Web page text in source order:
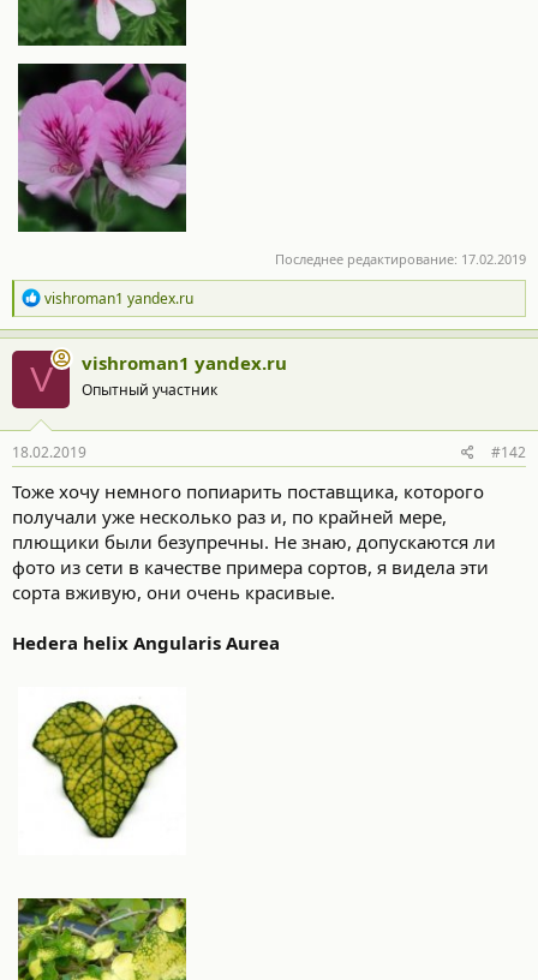
Последнее редактирование: 17.02.2019
Р
е
а
к
ц
и
и
:
vishroman1 yandex.ru
V vishroman1 yandex.ru
Опытный участник
18.02.2019 #142
Тоже хочу немного попиарить поставщика, которого
получали уже несколько раз и, по крайней мере,
плющики были безупречны. Не знаю, допускаются ли
фото из сети в качестве примера сортов, я видела эти
сорта вживую, они очень красивые.
Hedera helix Angularis Aurea